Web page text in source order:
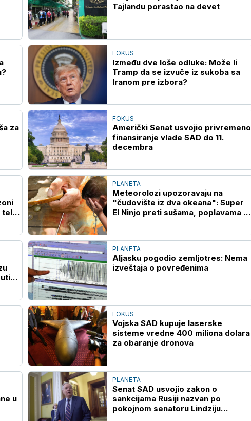
Tajlandu porastao na devet
FOKUS
Između dve loše odluke: Može li
Tramp da se izvuče iz sukoba sa
Iranom pre izbora?
za
FOKUS
Američki Senat usvojio privremeno
finansiranje vlade SAD do 11.
decembra
telo
PLANETA
Meteorolozi upozoravaju na
"čudovište iz dva okeana": Super
El Ninjo preti sušama, poplavama i
PLANETA
Aljasku pogodio zemljotres: Nema
izveštaja o povređenima
FOKUS
Vojska SAD kupuje laserske
sisteme vredne 400 miliona dolara
za obaranje dronova
u
PLANETA
Senat SAD usvojio zakon o
sankcijama Rusiji nazvan po
pokojnom senatoru Lindziju